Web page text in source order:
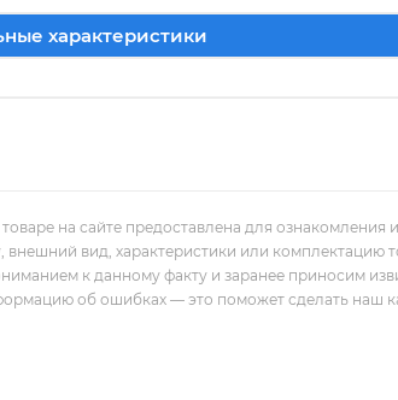
характеристики
на сайте предоставлена для
внешний вид, характеристики или
к данному факту и заранее приносим
об ошибках — это поможет сделать наш